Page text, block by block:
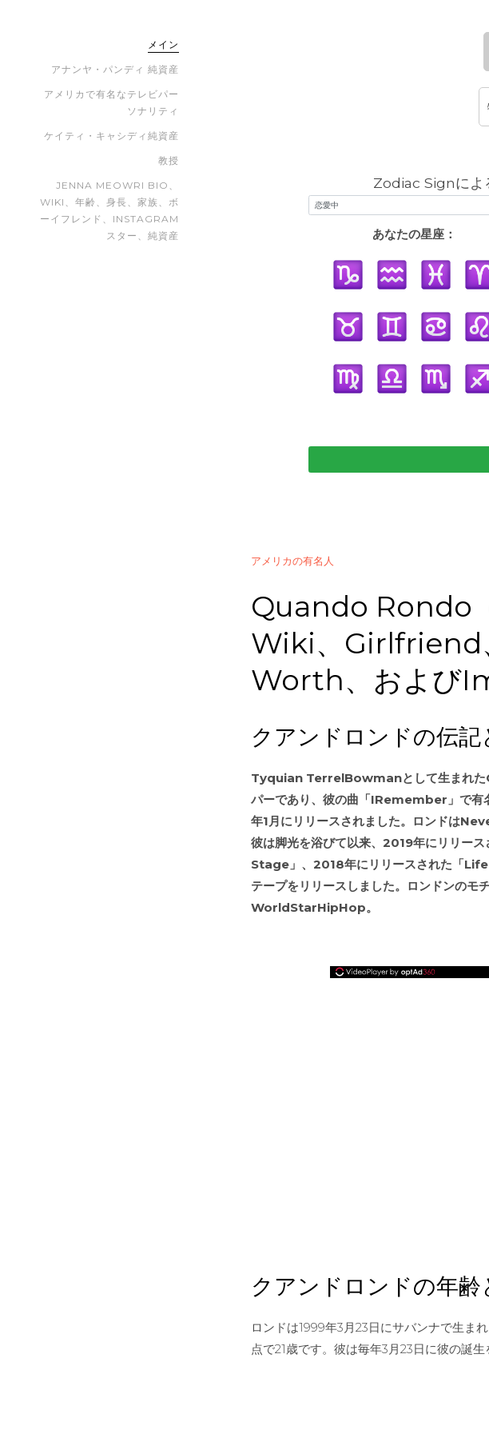
メイン
アナンヤ・パンディ 純資産
アメリカで有名なテレビパー
ソナリティ
ケイティ・キャシディ純資産
教授
JENNA MEOWRI BIO、
WIKI、年齢、身長、家族、ボ
ーイフレンド、INSTAGRAM
スター、純資産
Zodiac Signによ
あなたの星座：
アメリカの有名人
Quando Rondo
Wiki、Girlfriend
Worth、および
クアンドロンドの伝記
Tyquian TerrelBowmanとして生まれた
パーであり、彼の曲「IRemember」で有
年1月にリリースされました。ロンドは
彼は脚光を浴びて以来、2019年にリリ
Stage」、2018年にリリースされた「
テープをリリースしました。ロンドンの
WorldStarHipHop。
クアンドロンドの年齢
ロンドは1999年3月23日にサバンナで生ま
点で21歳です。彼は毎年3月23日に彼の誕